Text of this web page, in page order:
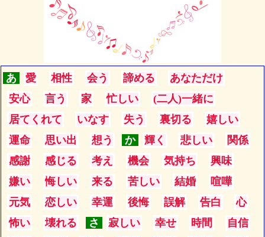
あ 愛 相性 会う 諦める
あなただけ
安心
言う 家 忙しい
(二人)一緒に
居てくれて
いなす 失う 裏切る
嬉しい
運命
思い出 想う か 輝く 悲しい
関係
感謝
感じる 考え 機会 気持ち
興味
嫌い
悔しい 来る 苦しい 結婚
喧嘩
元気
恋しい 幸運 後悔 誤解 告白
心
怖い
壊れる さ 寂しい 幸せ 時間
自信